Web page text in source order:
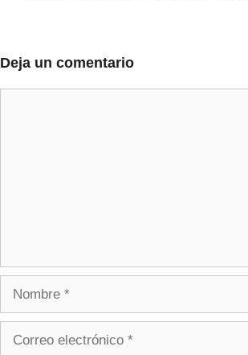
Deja un comentario
Nombre
Correo